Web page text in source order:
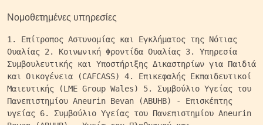
Νομοθετημένες υπηρεσίες
1. Επίτροπος Αστυνομίας και Εγκλήματος της Νότιας
Ουαλίας 2. Κοινωνική Φροντίδα Ουαλίας 3. Υπηρεσία
Συμβουλευτικής και Υποστήριξης Δικαστηρίων για Παιδιά
και Οικογένεια (CAFCASS) 4. Επικεφαλής Εκπαιδευτικοί
Μαιευτικής (LME Group Wales) 5. Συμβούλιο Υγείας του
Πανεπιστημίου Aneurin Bevan (ABUHB) - Επισκέπτης
υγείας 6. Συμβούλιο Υγείας του Πανεπιστημίου Aneurin